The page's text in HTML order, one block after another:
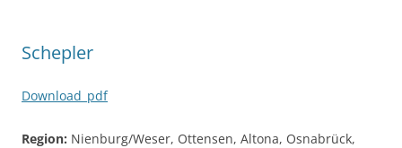
Schepler
Download_pdf
Region: Nienburg/Weser, Ottensen, Altona, Osnabrück,